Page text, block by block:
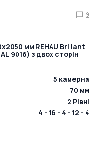
9
мм REHAU Brillant
9016) з двох сторін
5 камерна
70 мм
2 Рівні
4 - 16 - 4 - 12 - 4